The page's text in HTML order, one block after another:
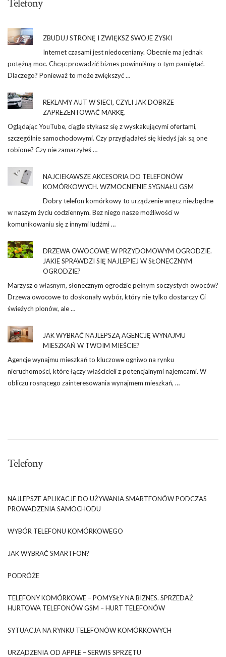
Telefony
ZBUDUJ STRONĘ I ZWIĘKSZ SWOJE ZYSKI
Internet czasami jest niedoceniany. Obecnie ma jednak
potężną moc. Chcąc prowadzić biznes powinniśmy o tym pamiętać.
Dlaczego? Ponieważ to może zwiększyć …
REKLAMY AUT W SIECI, CZYLI JAK DOBRZE
ZAPREZENTOWAĆ MARKĘ.
Oglądając YouTube, ciągle stykasz się z wyskakującymi ofertami,
szczególnie samochodowymi. Czy przyglądałeś się kiedyś jak są one
robione? Czy nie zamarzyłeś …
NAJCIEKAWSZE AKCESORIA DO TELEFONÓW
KOMÓRKOWYCH. WZMOCNIENIE SYGNAŁU GSM
Dobry telefon komórkowy to urządzenie wręcz niezbędne
w naszym życiu codziennym. Bez niego nasze możliwości w
komunikowaniu się z innymi ludźmi …
DRZEWA OWOCOWE W PRZYDOMOWYM OGRODZIE.
JAKIE SPRAWDZI SIĘ NAJLEPIEJ W SŁONECZNYM
OGRODZIE?
Marzysz o własnym, słonecznym ogrodzie pełnym soczystych owoców?
Drzewa owocowe to doskonały wybór, który nie tylko dostarczy Ci
świeżych plonów, ale …
JAK WYBRAĆ NAJLEPSZĄ AGENCJĘ WYNAJMU
MIESZKAŃ W TWOIM MIEŚCIE?
Agencje wynajmu mieszkań to kluczowe ogniwo na rynku
nieruchomości, które łączy właścicieli z potencjalnymi najemcami. W
obliczu rosnącego zainteresowania wynajmem mieszkań, …
Telefony
NAJLEPSZE APLIKACJE DO UŻYWANIA SMARTFONÓW PODCZAS
PROWADZENIA SAMOCHODU
WYBÓR TELEFONU KOMÓRKOWEGO
JAK WYBRAĆ SMARTFON?
PODRÓŻE
TELEFONY KOMÓRKOWE – POMYSŁY NA BIZNES. SPRZEDAŻ
HURTOWA TELEFONÓW GSM – HURT TELEFONÓW
SYTUACJA NA RYNKU TELEFONÓW KOMÓRKOWYCH
URZĄDZENIA OD APPLE – SERWIS SPRZĘTU